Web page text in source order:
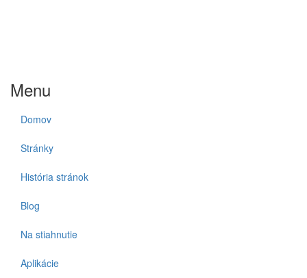
Menu
Domov
Stránky
História stránok
Blog
Na stiahnutie
Aplikácie